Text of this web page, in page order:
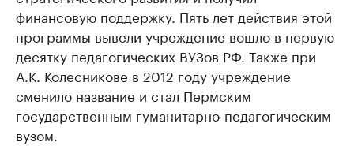
финансовую поддержку. Пять лет действия этой
программы вывели учреждение вошло в первую
десятку педагогических ВУЗов РФ. Также при
А.К. Колесникове в 2012 году учреждение
сменило название и стал Пермским
государственным гуманитарно-педагогическим
вузом.